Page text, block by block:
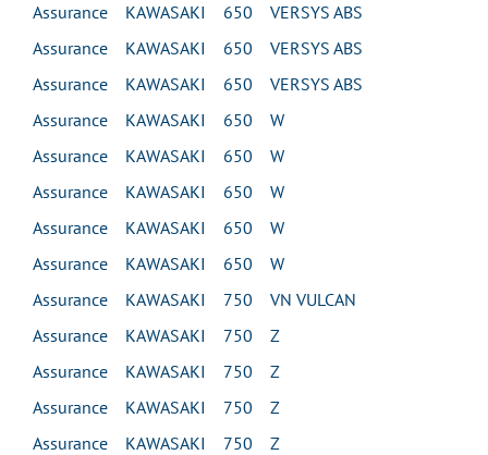
Assurance KAWASAKI 650 VERSYS ABS
Assurance KAWASAKI 650 VERSYS ABS
Assurance KAWASAKI 650 VERSYS ABS
Assurance KAWASAKI 650 W
Assurance KAWASAKI 650 W
Assurance KAWASAKI 650 W
Assurance KAWASAKI 650 W
Assurance KAWASAKI 650 W
Assurance KAWASAKI 750 VN VULCAN
Assurance KAWASAKI 750 Z
Assurance KAWASAKI 750 Z
Assurance KAWASAKI 750 Z
Assurance KAWASAKI 750 Z